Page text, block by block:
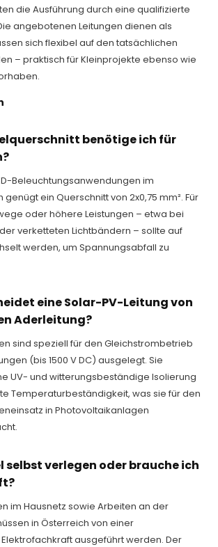
die Ausführung durch eine qualifizierte
angebotenen Leitungen dienen als
sich flexibel auf den tatsächlichen
– praktisch für Kleinprojekte ebenso wie
benötige ich für
Beleuchtungsanwendungen im
ein Querschnitt von 2x0,75 mm². Für
oder höhere Leistungen – etwa bei
verketteten Lichtbändern – sollte auf
werden, um Spannungsabfall zu
eine Solar-PV-Leitung von
Aderleitung?
sind speziell für den Gleichstrombetrieb
(bis 1500 V DC) ausgelegt. Sie
UV- und witterungsbeständige Isolierung
Temperaturbeständigkeit, was sie für den
in Photovoltaikanlagen
selbst verlegen oder brauche ich
im Hausnetz sowie Arbeiten an der
in Österreich von einer
ausgeführt werden. Der